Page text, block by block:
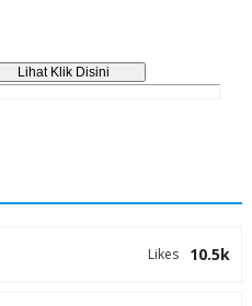
10.5k
Likes